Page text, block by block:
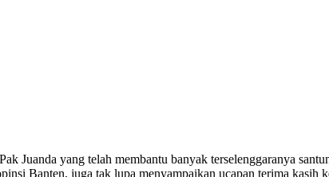
Juanda yang telah membantu banyak terselenggaranya
Banten, juga tak lupa menyampaikan ucapan terima kasih